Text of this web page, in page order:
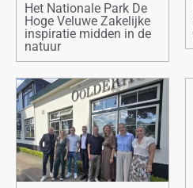
Het Nationale Park De
Hoge Veluwe Zakelijke
inspiratie midden in de
natuur